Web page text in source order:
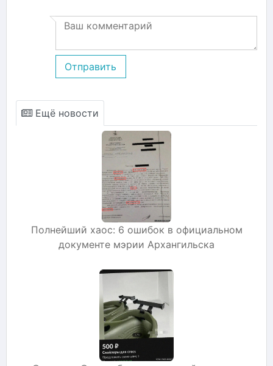
Отправить
Ещё новости
Полнейший хаос: 6 ошибок в официальном
документе мэрии Архангильска